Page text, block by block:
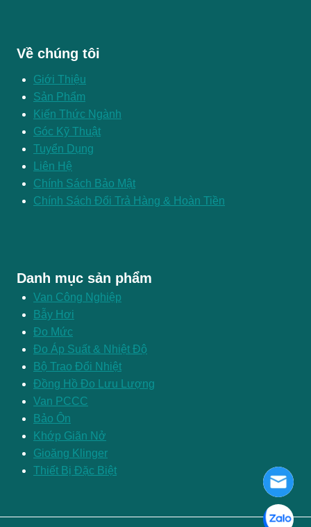
Về chúng tôi
Giới Thiệu
Sản Phẩm
Kiến Thức Ngành
Góc Kỹ Thuật
Tuyển Dụng
Liên Hệ
Chính Sách Bảo Mật
Chính Sách Đổi Trả Hàng & Hoàn Tiền
Danh mục sản phẩm
Van Công Nghiệp
Bẫy Hơi
Đo Mức
Đo Áp Suất & Nhiệt Độ
Bộ Trao Đổi Nhiệt
Đồng Hồ Đo Lưu Lượng
Van PCCC
Bảo Ôn
Khớp Giãn Nở
Gioăng Klinger
Thiết Bị Đặc Biệt